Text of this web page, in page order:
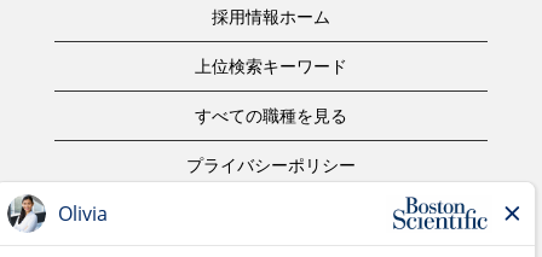
採用情報ホーム
上位検索キーワード
すべての職種を見る
プライバシーポリシー